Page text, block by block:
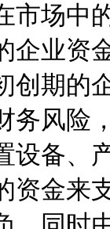
市场中
企业资
创期的
务风险
设备、
资金来